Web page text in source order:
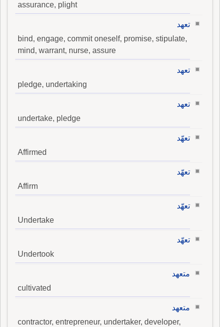
assurance, plight
تعهد
bind, engage, commit oneself, promise, stipulate,
mind, warrant, nurse, assure
تعهد
pledge, undertaking
تعهد
undertake, pledge
تعهّد
Affirmed
تعهّد
Affirm
تعهّد
Undertake
تعهّد
Undertook
متعهد
cultivated
متعهد
contractor, entrepreneur, undertaker, developer,